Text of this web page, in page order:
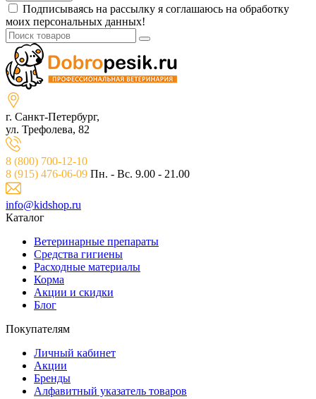
Подписываясь на рассылку я соглашаюсь на обработку
моих персональных данных!
г. Санкт-Петербург,
ул. Трефолева, 82
8 (800) 700-12-10
8 (915) 476-06-09 Пн. - Вс. 9.00 - 21.00
info@kidshop.ru
Каталог
Ветeринарные препараты
Средства гигиены
Расходные материалы
Корма
Акции и скидки
Блог
Покупателям
Личный кабинет
Акции
Бренды
Алфавитный указатель товаров